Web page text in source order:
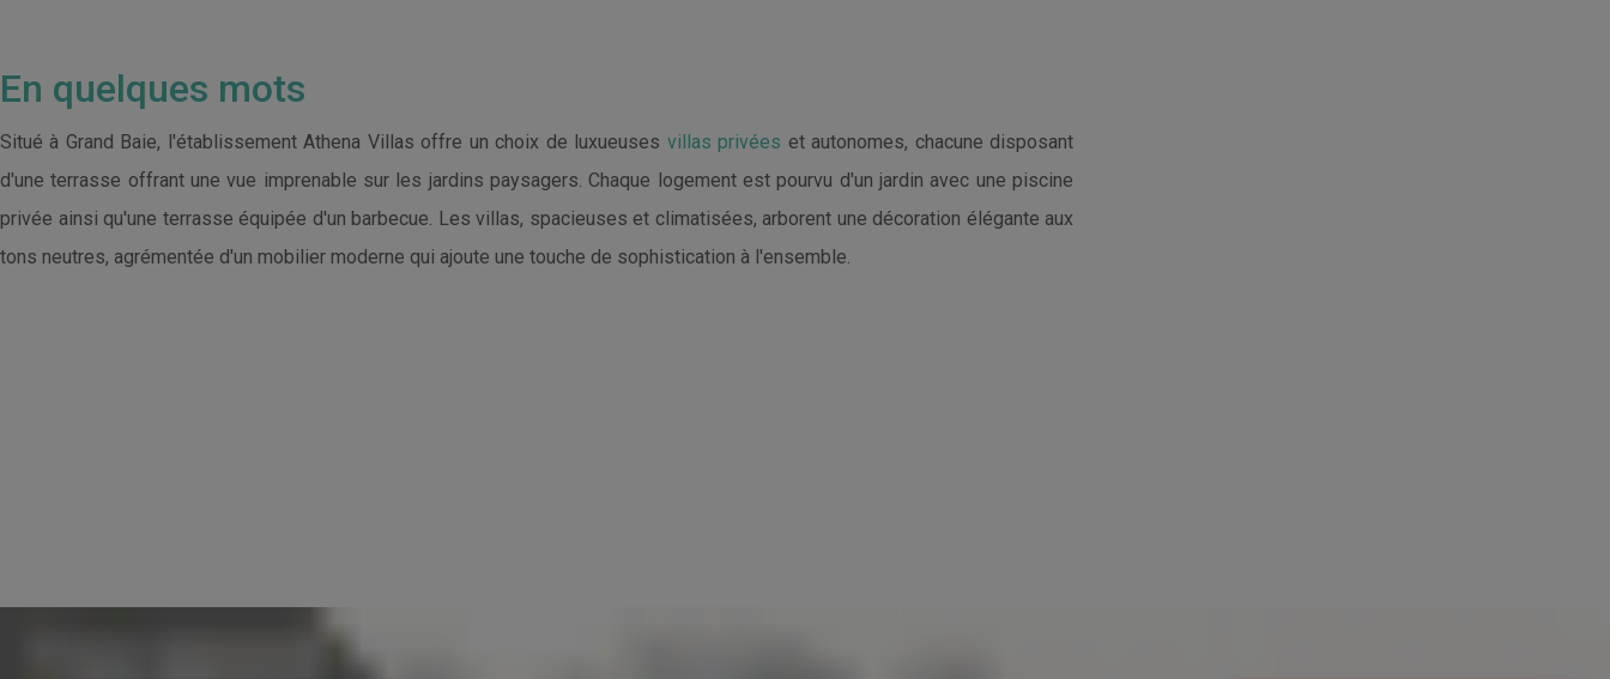
En quelques mots
Situé à Grand Baie, l'établissement Athena Villas offre un choix de luxueuses villas privées et autonomes, chacune disposant
d'une terrasse offrant une vue imprenable sur les jardins paysagers. Chaque logement est pourvu d'un jardin avec une piscine
privée ainsi qu'une terrasse équipée d'un barbecue. Les villas, spacieuses et climatisées, arborent une décoration élégante aux
tons neutres, agrémentée d'un mobilier moderne qui ajoute une touche de sophistication à l'ensemble.